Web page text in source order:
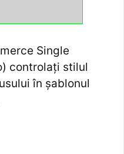
Single
controlați stilul
în șablonul